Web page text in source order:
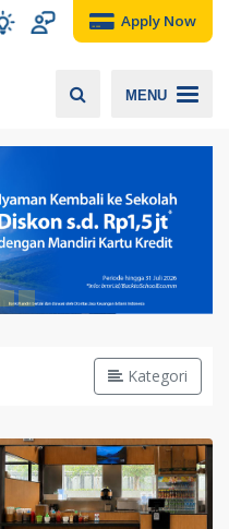
Apply Now
MENU
Kategori